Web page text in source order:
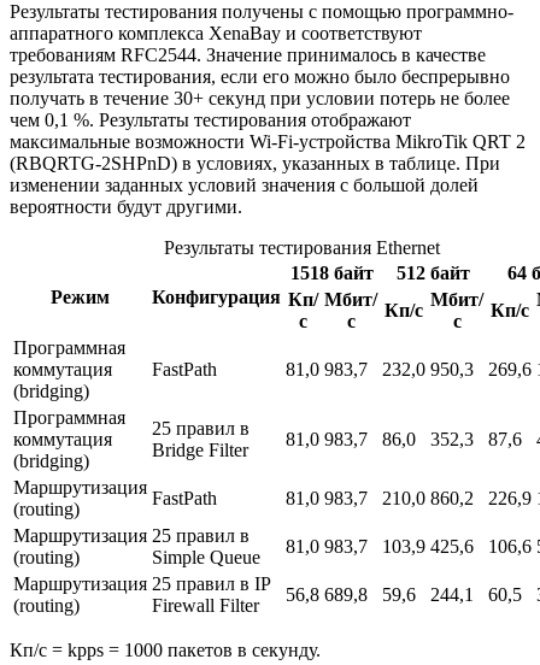
Результаты тестирования получены с помощью программно-
аппаратного комплекса XenaBay и соответствуют
требованиям RFC2544. Значение принималось в качестве
результата тестирования, если его можно было беспрерывно
получать в течение 30+ секунд при условии потерь не более
чем 0,1 %. Результаты тестирования отображают
максимальные возможности Wi-Fi-устройства MikroTik QRT 2
(RBQRTG-2SHPnD) в условиях, указанных в таблице. При
изменении заданных условий значения с большой долей
вероятности будут другими.
Результаты тестирования Ethernet
Режим Конфигурация
1518 байт 512 байт
64
Кп/
с
Мбит/
с
Кп/с
Мбит/
с
Кп/с
Программная
коммутация
(bridging)
FastPath 81,0 983,7 232,0 950,3 269,6
Программная
коммутация
(bridging)
25 правил в
Bridge Filter
81,0 983,7 86,0 352,3 87,6
Маршрутизация
(routing)
FastPath 81,0 983,7 210,0 860,2 226,9
Маршрутизация
(routing)
25 правил в
Simple Queue
81,0 983,7 103,9 425,6 106,6
Маршрутизация
(routing)
25 правил в IP
Firewall Filter
56,8 689,8 59,6 244,1 60,5
Кп/с = kpps = 1000 пакетов в секунду.